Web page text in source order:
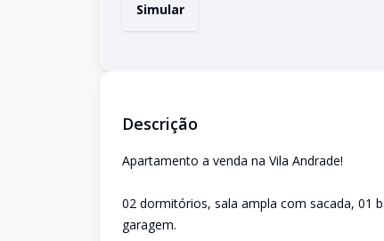
Simular
Descrição
Apartamento a venda na Vila Andrade!
02 dormitórios, sala ampla com sacada, 01
garagem.